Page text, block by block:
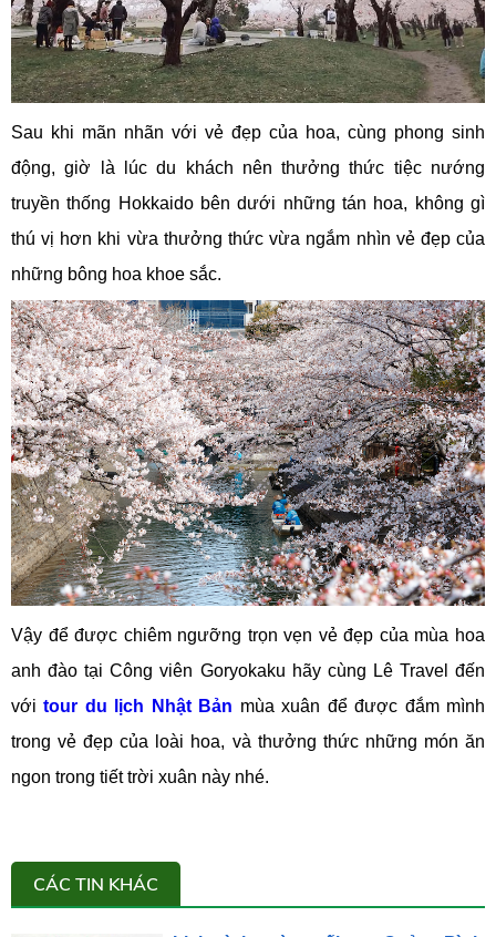
Sau khi mãn nhãn với vẻ đẹp của hoa, cùng phong sinh
động, giờ là lúc du khách nên thưởng thức tiệc nướng
truyền thống Hokkaido bên dưới những tán hoa, không gì
thú vị hơn khi vừa thưởng thức vừa ngắm nhìn vẻ đẹp của
những bông hoa khoe sắc.
Vậy để được chiêm ngưỡng trọn vẹn vẻ đẹp của mùa hoa
anh đào tại Công viên Goryokaku hãy cùng Lê Travel đến
vớitour du lịch Nhật Bản mùa xuân để được đắm mình
trong vẻ đẹp của loài hoa, và thưởng thức những món ăn
ngon trong tiết trời xuân này nhé.
CÁC TIN KHÁC